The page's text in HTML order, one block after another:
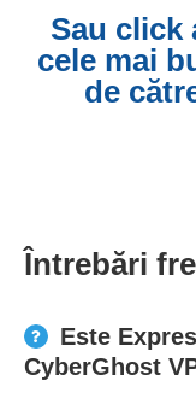
Sau click
cele mai
de
Întrebări
Este
CyberGhost